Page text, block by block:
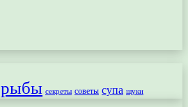
рыбы секреты советы супа щуки